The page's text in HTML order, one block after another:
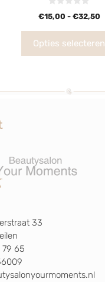
v
n
5
€15,00 - €32,50
Opties selecteren
33
79 65